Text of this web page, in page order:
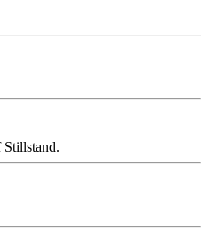
Stillstand.